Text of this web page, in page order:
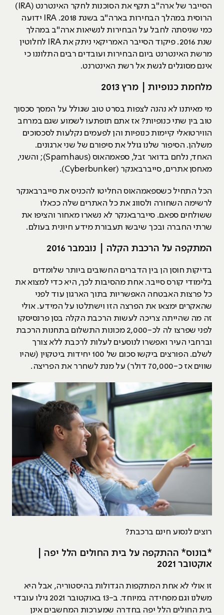
הסייבר של ארה"ב תקף את הסוכנות לחקר האינטרנט (IRA)
הרוסית במהלך הבחירות בארה"ב בשנת 2018. IRA ידועה
כמי שניסתה לחבל על הבחירות לנשיאות ארה"ב במהלך
שנת 2016. פיקוד הסייבר האמריקאי ניתק את IRA לחלוטין
מרשת האינטרנט ביום הבחירות ועובדים רבים התלוננו כי
אינם מסוגלים לגשת אל רשת האינטרנט.
מלחמת כנופיות | מרץ 2013
מי מאיתנו לא נהנה לצפות בסרט טוב שגולל על המסך סכסוך
טוב בין שתי כנופיות? אז אתם תופתעו לשמוע שגם במרחב
הווירטואלי קיימות כנופיות והן לפעמים נקלעות לסכסוכים
משלהן. הסיפור שלנו גולל את סיפורם של שני ארגונים.
האחד, נלחם בדואר זבל, ספאמהאוס (Spamhaus); והשני,
מאחסן אתרים, סייברבאנקר (Cyberbunker).
הכל התחיל כשספאמהאוס החליטו להכניס את סייברבאנקר
לרשימה השחורה ולסווג את כל האתרים שלה ככאלו
ששולחים ספאם. סייברבאנקר לא נשארו מאחור והציפו את
שרתי החברה ובכך שיבשו תעבורת מידע חיונית בעולם.
המתקפה על הרכבת הקלה | נובמבר 2016
בדיקות חוסן הן בין הדברים החשובים ביותר שלומדים
בלימודי קורס סייבר. אחת מהסיבות לכך, היא כדי למצוא את
כל פרצות האבטחה האפשריות בתוך הארגון עוד לפני
שהאקרים ימצאו את הפרצה הזו וישתלטו על המידע. אולי
זה מה שהייתה צריכה לעשות הרכבת הקלה בסן פרנסיסקו
לפני שפרצו לה לכ-2,000 מכונות התשלום בתחנות הרכבת
וברחבי העיר ואפשרו לנוסעים לעלות לרכבת ללא צורך
לשלם. הפורצים ביקשו סכום של 100 יחידות ביטקוין (שהיו
שווים אז כ-70,000 דולר) על מנת לשחרר את הפריצה.
רוצים לנסוע חינם ברכבת?
*בונוס* ההתקפה על בית החולים הלל יפה |
אוקטובר 2021
זו אולי לא אחת המתקפות הגדולות בהיסטוריה, אבל היא
משלנו וגם מפחידה במיוחד. ב-13 באוקטובר 2021 גילו עובדי
בית החולים הלל יפה בחדרה שמערכות המחשבים אינן